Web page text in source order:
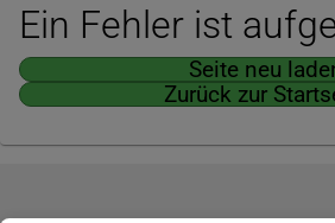
Ein Fehler ist
Seite neu
Zurück zur